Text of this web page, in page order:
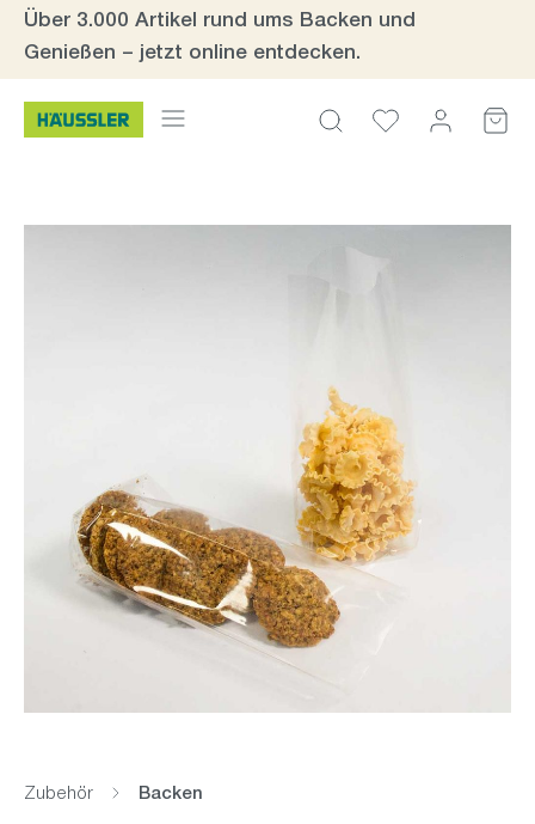
Zum Hauptinhalt springen
Über 3.000 Artikel rund ums Backen und
Genießen – jetzt online entdecken.
Zubehör Backen